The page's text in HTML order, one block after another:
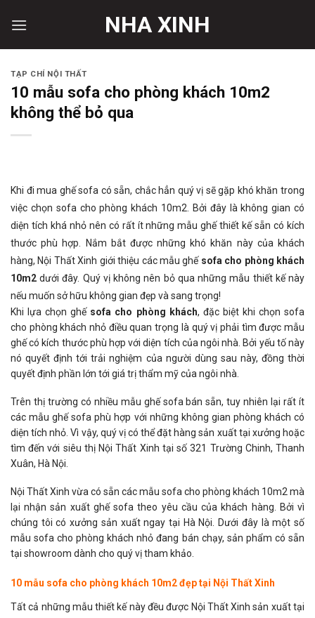
NHA XINH
TẠP CHÍ NỘI THẤT
10 mẫu sofa cho phòng khách 10m2
không thể bỏ qua
Khi đi mua ghế sofa có sẵn, chắc hẳn quý vị sẽ gặp khó khăn trong
việc chọn sofa cho phòng khách 10m2. Bởi đây là không gian có
diện tích khá nhỏ nên có rất ít những mẫu ghế thiết kế sẵn có kích
thước phù hợp. Nắm bắt được những khó khăn này của khách
hàng, Nội Thất Xinh giới thiệu các mẫu ghế sofa cho phòng khách
10m2 dưới đây. Quý vị không nên bỏ qua những mẫu thiết kế này
nếu muốn sở hữu không gian đẹp và sang trọng!
Khi lựa chọn ghế sofa cho phòng khách, đặc biệt khi chọn sofa
cho phòng khách nhỏ điều quan trọng là quý vị phải tìm được mẫu
ghế có kích thước phù hợp với diện tích của ngôi nhà. Bởi yếu tố này
nó quyết định tới trải nghiệm của người dùng sau này, đồng thời
quyết định phần lớn tới giá trị thẩm mỹ của ngôi nhà.
Trên thị trường có nhiều mẫu ghế sofa bán sẵn, tuy nhiên lại rất ít
các mẫu ghế sofa phù hợp với những không gian phòng khách có
diện tích nhỏ. Vì vậy, quý vị có thể đặt hàng sản xuất tại xưởng hoặc
tìm đến với siêu thị Nội Thất Xinh tại số 321 Trường Chinh, Thanh
Xuân, Hà Nội.
Nội Thất Xinh vừa có sẵn các mẫu sofa cho phòng khách 10m2 mà
lại nhận sản xuất ghế sofa theo yêu cầu của khách hàng. Bởi vì
chúng tôi có xưởng sản xuất ngay tại Hà Nội. Dưới đây là một số
mẫu sofa cho phòng khách nhỏ đang bán chạy, sản phẩm có sẵn
tại showroom dành cho quý vị tham khảo.
10 mẫu sofa cho phòng khách 10m2 đẹp tại Nội Thất Xinh
Tất cả những mẫu thiết kế này đều được Nội Thất Xinh sản xuất tại